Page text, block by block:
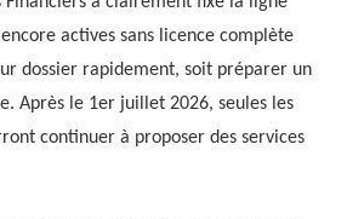
actives sans licence complète
dossier rapidement, soit préparer un
Après le 1er juillet 2026, seules les
continuer à proposer des services